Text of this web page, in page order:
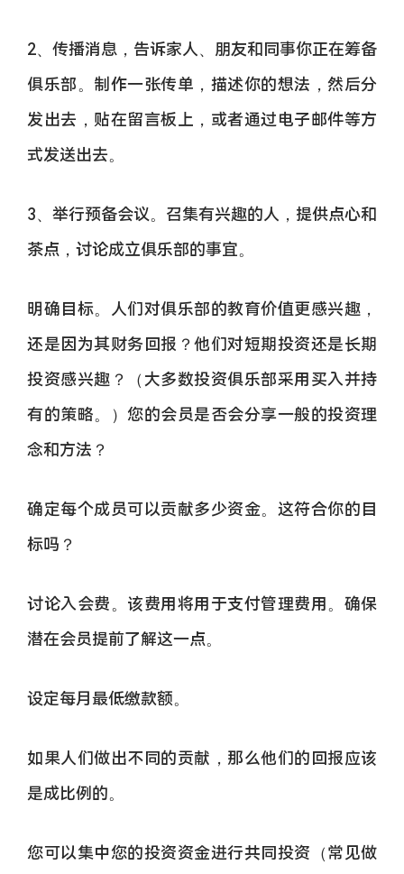
2、传播消息，告诉家人、朋友和同事你正在筹备
俱乐部。制作一张传单，描述你的想法，然后分
发出去，贴在留言板上，或者通过电子邮件等方
式发送出去。
3、举行预备会议。召集有兴趣的人，提供点心和
茶点，讨论成立俱乐部的事宜。
明确目标。人们对俱乐部的教育价值更感兴趣，
还是因为其财务回报？他们对短期投资还是长期
投资感兴趣？（大多数投资俱乐部采用买入并持
有的策略。）您的会员是否会分享一般的投资理
念和方法？
确定每个成员可以贡献多少资金。这符合你的目
标吗？
讨论入会费。该费用将用于支付管理费用。确保
潜在会员提前了解这一点。
设定每月最低缴款额。
如果人们做出不同的贡献，那么他们的回报应该
是成比例的。
您可以集中您的投资资金进行共同投资（常见做